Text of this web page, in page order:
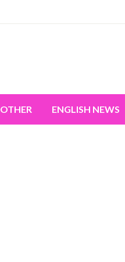
OTHER ENGLISH NEWS